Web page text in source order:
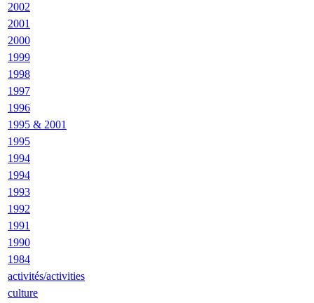
2002
2001
2000
1999
1998
1997
1996
1995 & 2001
1995
1994
1994
1993
1992
1991
1990
1984
activités/activities
culture